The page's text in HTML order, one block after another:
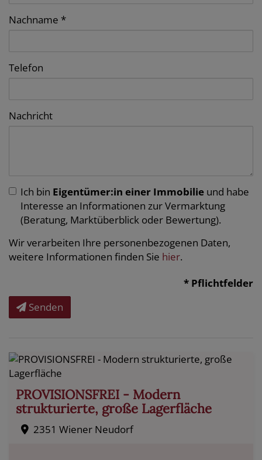
Nachname
Telefon
Nachricht
Ich bin Eigentümer:in einer Immobilie und habe
Interesse an Informationen zur Vermarktung
(Beratung, Marktüberblick oder Bewertung).
Wir verarbeiten Ihre personenbezogenen Daten,
weitere Informationen finden Sie hier.
Senden
* Pflichtfelder
PROVISIONSFREI - Modern
strukturierte, große Lagerfläche
2351 Wiener Neudorf